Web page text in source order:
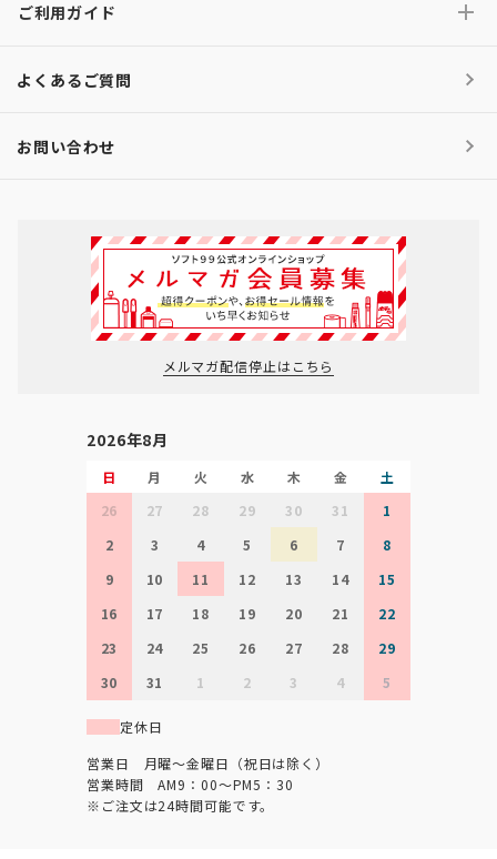
ご利用ガイド
よくあるご質問
お問い合わせ
メルマガ配信停止はこちら
2026年8月
日 月 火 水 木 金
土
26
27 28 29 30 31
1
2
3 4 5 6 7
8
9
10 11 12 13 14
15
16
17 18 19 20 21
22
23
24 25 26 27 28
29
30
31 1 2 3 4 5
定休日
営業日 月曜～金曜日（祝日は除く）
営業時間 AM9：00～PM5：30
※ご注文は24時間可能です。